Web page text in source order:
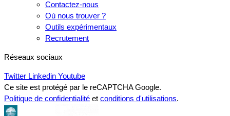
Contactez-nous
Où nous trouver ?
Outils expérimentaux
Recrutement
Réseaux sociaux
Twitter Linkedin Youtube
Ce site est protégé par le reCAPTCHA Google.
Politique de confidentialité et conditions d'utilisations.